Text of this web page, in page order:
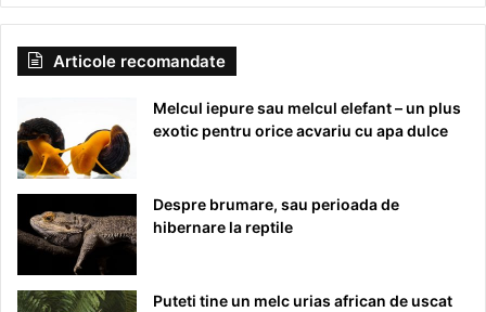
Articole recomandate
Melcul iepure sau melcul elefant – un plus
exotic pentru orice acvariu cu apa dulce
Despre brumare, sau perioada de
hibernare la reptile
Puteti tine un melc urias african de uscat